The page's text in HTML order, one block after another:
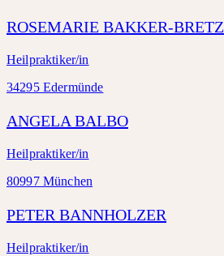
ROSEMARIE BAKKER-BRETZ
Heilpraktiker/in
34295 Edermünde
ANGELA BALBO
Heilpraktiker/in
80997 München
PETER BANNHOLZER
Heilpraktiker/in